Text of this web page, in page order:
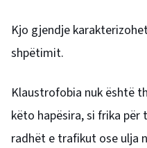
Kjo gjendje
shpëtimit.
Klaustrofobia nuk është
këto hapësira, si frika
radhët e trafikut ose ulja